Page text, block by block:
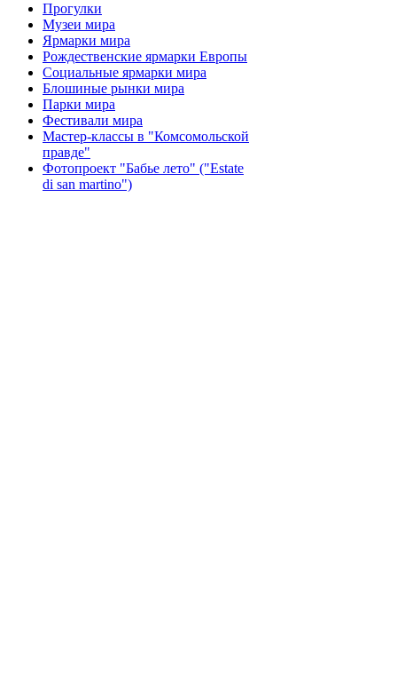
Прогулки
Музеи мира
Ярмарки мира
Рождественские ярмарки Европы
Социальные ярмарки мира
Блошиные рынки мира
Парки мира
Фестивали мира
Мастер-классы в "Комсомольской
правде"
Фотопроект "Бабье лето" ("Еstate
di san martino")